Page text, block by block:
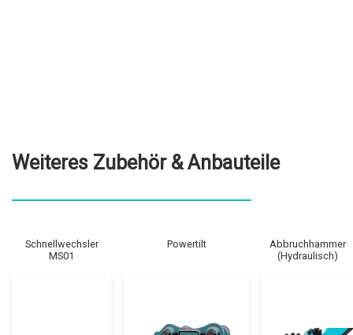
Weiteres Zubehör & Anbauteile
Schnellwechsler
MS01
Powertilt
Abbruchhammer
(Hydraulisch)